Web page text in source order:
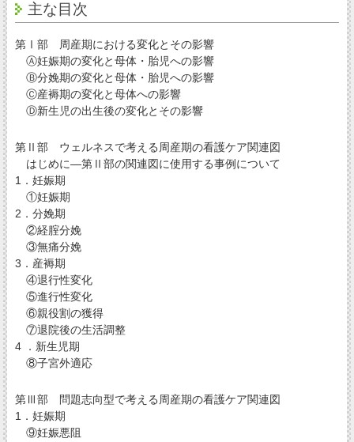
主な目次
第Ⅰ部 周産期における変化とその影響
Ⓐ妊娠期の変化と母体・胎児への影響
Ⓑ分娩期の変化と母体・胎児への影響
Ⓒ産褥期の変化と母体への影響
Ⓓ新生児の出生後の変化とその影響
第Ⅱ部 ウェルネスで考える周産期の看護ケア関連図
はじめに―第Ⅱ部の関連図に使用する事例について
1．妊娠期
①妊娠期
2．分娩期
②経腟分娩
③無痛分娩
3．産褥期
④退行性変化
⑤進行性変化
⑥親役割の獲得
⑦退院後の生活調整
4 ．新生児期
⑧子宮外適応
第Ⅲ部 問題志向型で考える周産期の看護ケア関連図
1．妊娠期
⑨妊娠悪阻